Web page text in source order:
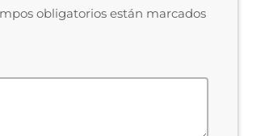
obligatorios están marcados